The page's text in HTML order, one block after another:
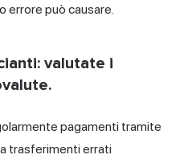
errore può causare.
valutate i
pagamenti tramite
trasferimenti errati